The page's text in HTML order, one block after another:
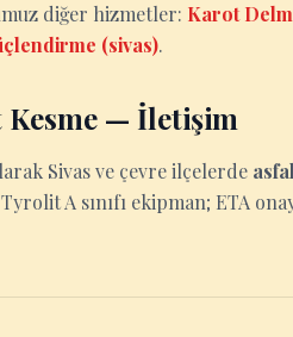
diğer hizmetler: Karot
(sivas).
Kesme — İletişim
Sivas ve çevre ilçelerde
A sınıfı ekipman; ETA